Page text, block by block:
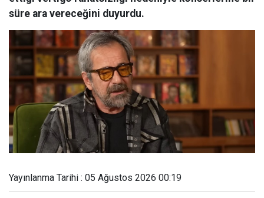
süre ara vereceğini duyurdu.
Yayınlanma Tarihi : 05 Ağustos 2026 00:19